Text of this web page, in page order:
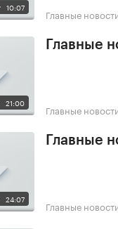
10:07 Главные
21:00
Главные
Главные
24:07
Главные
Главные